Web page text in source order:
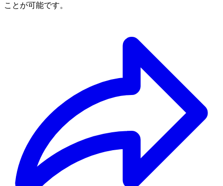
ことが可能です。